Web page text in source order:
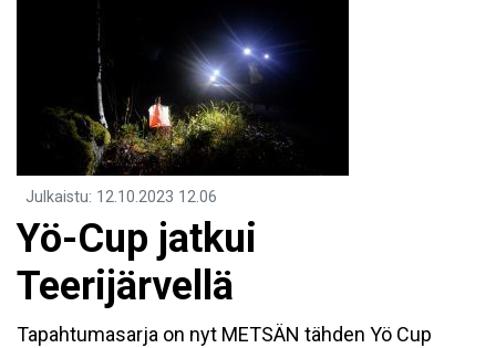
Julkaistu: 12.10.2023 12.06
​Yö-Cup jatkui
Teerijärvellä
Tapahtumasarja on nyt METSÄN tähden Yö Cup